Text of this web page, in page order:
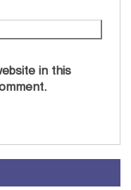
in this